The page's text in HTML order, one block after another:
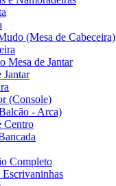
(Mesa de Cabeceira)
Mesa de Jantar
Jantar
(Console)
- Arca)
Centro
Completo
Escrivaninhas